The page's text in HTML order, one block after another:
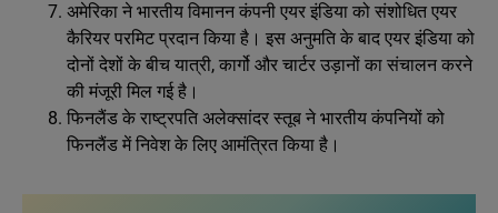
अमेरिका ने भारतीय विमानन कंपनी एयर इंडिया को संशोधित एयर
कैरियर परमिट प्रदान किया है। इस अनुमति के बाद एयर इंडिया को
दोनों देशों के बीच यात्री, कार्गो और चार्टर उड़ानों का संचालन करने
की मंजूरी मिल गई है।
फिनलैंड के राष्ट्रपति अलेक्सांदर स्‍तूब ने भारतीय कंपनियों को
फिनलैंड में निवेश के लिए आमंत्रित किया है।